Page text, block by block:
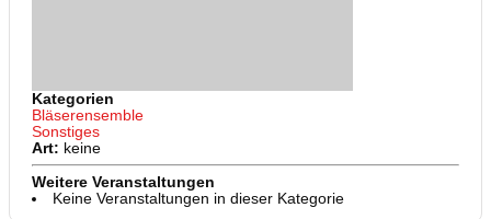
Kategorien
Bläserensemble
Sonstiges
Art: keine
Weitere Veranstaltungen
Keine Veranstaltungen in dieser Kategorie